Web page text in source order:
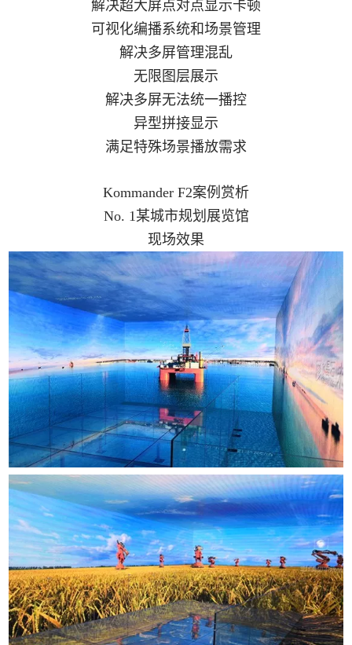
解决超大屏点对点显示卡顿
可视化编播系统和场景管理
解决多屏管理混乱
无限图层展示
解决多屏无法统一播控
异型拼接显示
满足特殊场景播放需求
Kommander F2案例赏析
No. 1某城市规划展览馆
现场效果